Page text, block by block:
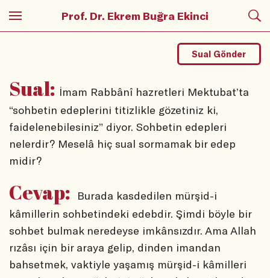
Prof. Dr. Ekrem Buğra Ekinci
Sual: İmam Rabbânî hazretleri Mektubat’ta
“sohbetin edeplerini titizlikle gözetiniz ki,
faidelenebilesiniz” diyor. Sohbetin edepleri
nelerdir? Meselâ hiç sual sormamak bir edep
midir?
Sual Gönder
Cevap:
Burada kasdedilen mürşid-i
kâmillerin sohbetindeki edebdir. Şimdi böyle bir
sohbet bulmak neredeyse imkânsızdır. Ama Allah
rızâsı için bir araya gelip, dinden imandan
bahsetmek, vaktiyle yaşamış mürşid-i kâmilleri